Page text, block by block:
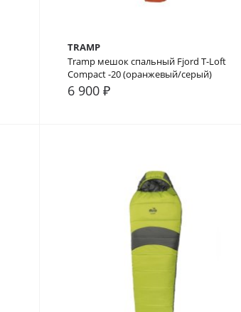
TRAMP
Tramp мешок спальный Fjord T-Loft
Compact -20 (оранжевый/серый)
6 900 ₽
В сравнение